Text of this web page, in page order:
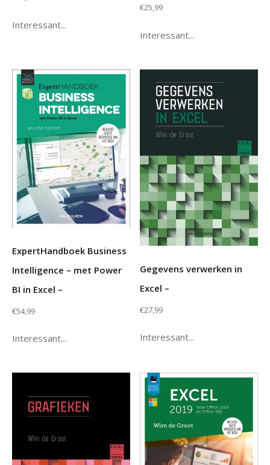
Interessant...
€25,99
Interessant...
ExpertHandboek Business
Intelligence – met Power
BI in Excel –
€54,99
Interessant...
Gegevens verwerken in
Excel –
€27,99
Interessant...